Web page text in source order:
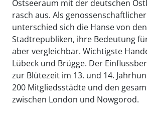
Ostseeraum mit der deutschen
rasch aus. Als
unterschied sich die Hanse von
Stadtrepubliken, ihre Bedeutung
aber vergleichbar. Wichtigste
Lübeck und Brügge. Der
zur Blütezeit im 13. und 14.
200 Mitgliedsstädte und den
zwischen London und Nowgorod.